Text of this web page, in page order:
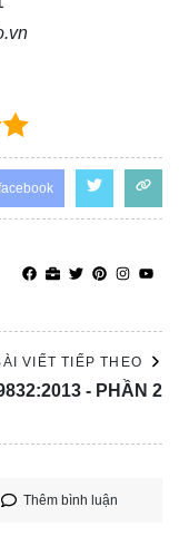
VIẾT TIẾP THEO
- PHẦN 2
Thêm bình luận